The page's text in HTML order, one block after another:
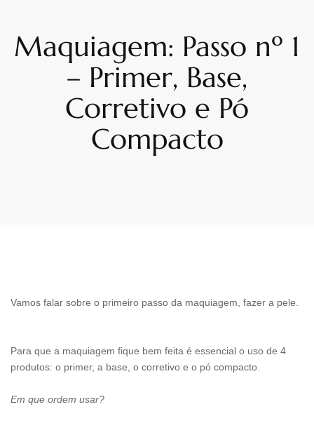
Maquiagem: Passo nº 1
– Primer, Base,
Corretivo e Pó
Compacto
Vamos falar sobre o primeiro passo da maquiagem, fazer a pele.
Para que a maquiagem fique bem feita é essencial o uso de 4
produtos: o primer, a base, o corretivo e o pó compacto.
Em que ordem usar?